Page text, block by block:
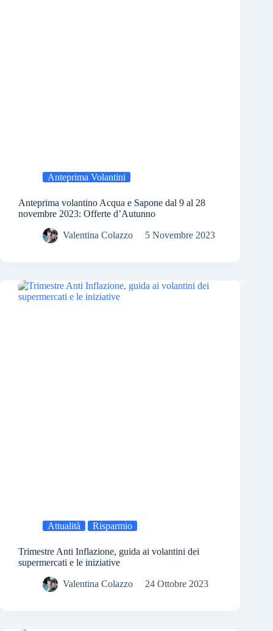
Anteprima Volantini
Anteprima volantino Acqua e Sapone dal 9 al 28
novembre 2023: Offerte d’Autunno
Valentina Colazzo 5 Novembre 2023
Attualità Risparmio
Trimestre Anti Inflazione, guida ai volantini dei
supermercati e le iniziative
Valentina Colazzo 24 Ottobre 2023